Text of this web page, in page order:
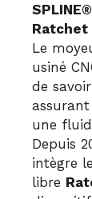
Ratchet
Le
usiné
de
une
Depuis
intègre
libre